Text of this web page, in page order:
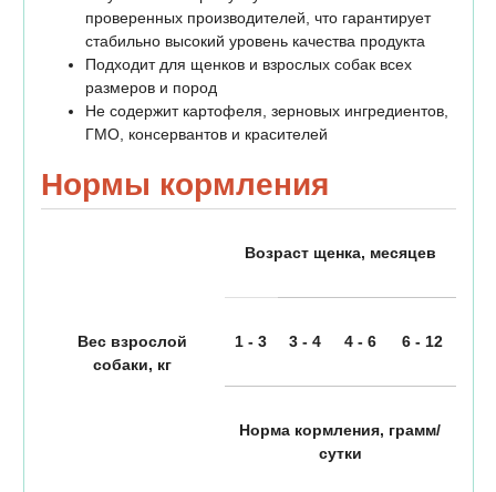
проверенных производителей, что гарантирует
стабильно высокий уровень качества продукта
Подходит для щенков и взрослых собак всех
размеров и пород
Не содержит картофеля, зерновых ингредиентов,
ГМО, консервантов и красителей
Нормы кормления
Вес взрослой
собаки, кг
Возраст щенка, месяцев
1 - 3 3 - 4 4 - 6 6 - 12
Норма кормления, грамм/
сутки